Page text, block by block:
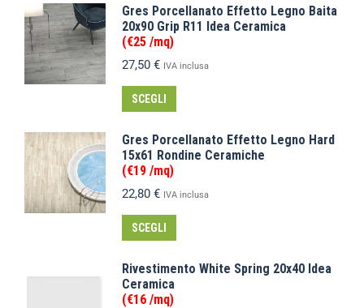
Gres Porcellanato Effetto Legno Baita
20x90 Grip R11 Idea Ceramica
(€25 /mq)
27,50 € IVA inclusa
SCEGLI
Gres Porcellanato Effetto Legno Hard
15x61 Rondine Ceramiche
(€19 /mq)
22,80 € IVA inclusa
SCEGLI
Rivestimento White Spring 20x40 Idea
Ceramica
(€16 /mq)